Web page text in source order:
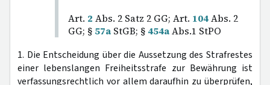
Art. 2 Abs. 2 Satz 2 GG; Art. 104Abs. 2
GG; § 57a StGB; § 454aAbs.1 StPO
1. Die Entscheidung über die Aussetzung des Strafrestes
einer lebenslangen Freiheitsstrafe zur Bewährung ist
verfassungsrechtlich vor allem daraufhin zu überprüfen,